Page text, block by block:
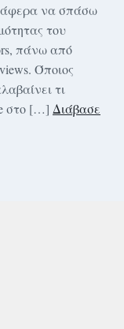
να σπάσω
του
πάνω από
Όποιος
τι
στο […] Διάβασε